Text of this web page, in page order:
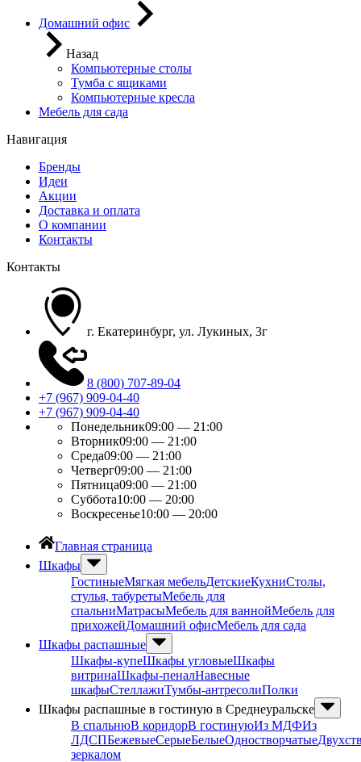
Домашний офис
Назад
Компьютерные столы
Тумба с ящиками
Компьютерные кресла
Мебель для сада
Навигация
Бренды
Идеи
Акции
Доставка и оплата
О компании
Контакты
Контакты
г. Екатеринбург, ул. Лукиных, 3г
8 (800) 707-89-04
+7 (967) 909-04-40
+7 (967) 909-04-40
Понедельник09:00 — 21:00
Вторник09:00 — 21:00
Среда09:00 — 21:00
Четверг09:00 — 21:00
Пятница09:00 — 21:00
Суббота10:00 — 20:00
Воскресенье10:00 — 20:00
Главная страница
Шкафы
ГостиныеМягкая мебельДетскиеКухниСтолы,
стулья, табуретыМебель для
спальниМатрасыМебель для ваннойМебель для
прихожейДомашний офисМебель для сада
Шкафы распашные
Шкафы-купеШкафы угловыеШкафы
витринаШкафы-пеналНавесные
шкафыСтеллажиТумбы-антресолиПолки
Шкафы распашные в гостиную в Среднеуральске
В спальнюВ коридорВ гостинуюИз МДФИз
ЛДСПБежевыеСерыеБелыеОдностворчатые
зеркалом